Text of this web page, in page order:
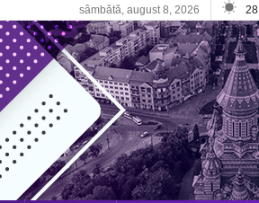
sâmbătă, august 8, 2026 28